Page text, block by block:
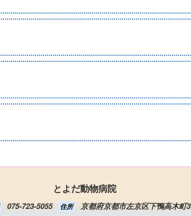
とよだ動物病院
075-723-5055 住所 京都府京都市左京区下鴨高木町3